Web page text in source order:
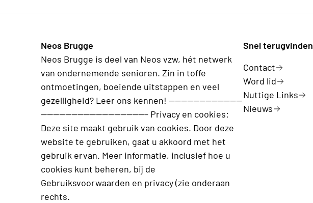
Neos Brugge
Neos Brugge is deel van Neos vzw, hét netwerk
van ondernemende senioren. Zin in toffe
ontmoetingen, boeiende uitstappen en veel
gezelligheid? Leer ons kennen! ------------------------
----------------------------------- Privacy en cookies:
Deze site maakt gebruik van cookies. Door deze
website te gebruiken, gaat u akkoord met het
gebruik ervan. Meer informatie, inclusief hoe u
cookies kunt beheren, bij de
Gebruiksvoorwaarden en privacy (zie onderaan
rechts.
Snel terugvinden
Contact
Word lid
Nuttige Links
Nieuws